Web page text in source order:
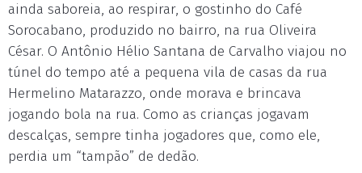
ainda saboreia, ao respirar, o gostinho do Café
Sorocabano, produzido no bairro, na rua Oliveira
César. O Antônio Hélio Santana de Carvalho viajou no
túnel do tempo até a pequena vila de casas da rua
Hermelino Matarazzo, onde morava e brincava
jogando bola na rua. Como as crianças jogavam
descalças, sempre tinha jogadores que, como ele,
perdia um “tampão” de dedão.